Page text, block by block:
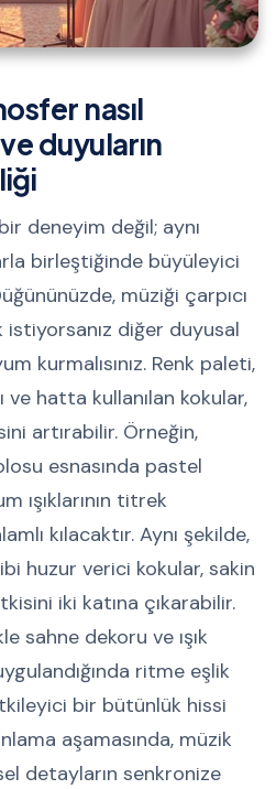
nasıl
duyuların
deneyim değil; aynı
birleştiğinde büyüleyici
müziği çarpıcı
diğer duyusal
kurmalısınız. Renk paleti,
ve hatta kullanılan kokular,
artırabilir. Örneğin,
esnasında pastel
ışıklarının titrek
kılacaktır. Aynı şekilde,
huzur verici kokular, sakin
iki katına çıkarabilir.
sahne dekoru ve ışık
ritme eşlik
bir bütünlük hissi
aşamasında, müzik
detayların senkronize